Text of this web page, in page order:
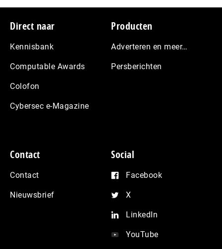
Footer
Direct naar
Kennisbank
Computable Awards
Colofon
Cybersec e-Magazine
Producten
Adverteren en meer…
Persberichten
Contact
Contact
Nieuwsbrief
Social
Facebook
X
LinkedIn
YouTube